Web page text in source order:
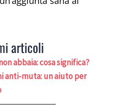
articoli
abbaia: cosa significa?
anti-muta: un aiuto per